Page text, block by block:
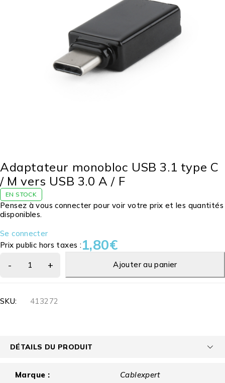
Adaptateur monobloc USB 3.1 type C
/ M vers USB 3.0 A / F
EN STOCK
Pensez à vous connecter pour voir votre prix et les quantités
disponibles.
Se connecter
Prix public hors taxes :1,80€
Ajouter au panier
SKU: 413272
DÉTAILS DU PRODUIT
Marque : Cablexpert